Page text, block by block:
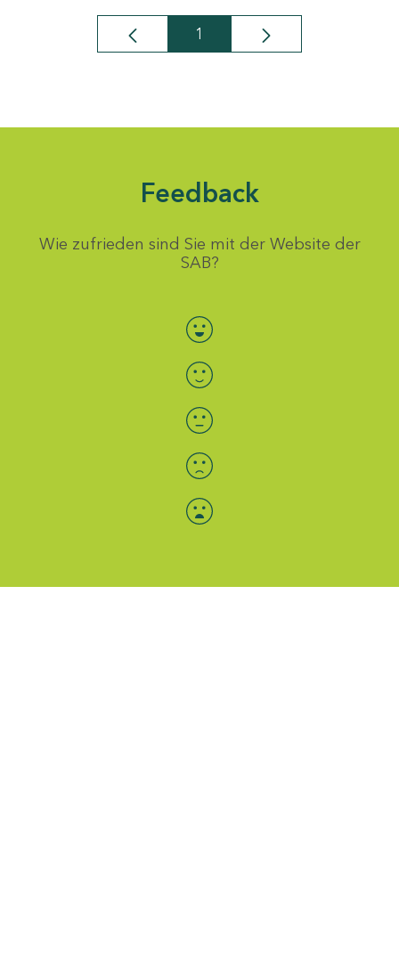
Seite
1
Feedback
Wie zufrieden sind Sie mit der Website der
SAB?
Bewertung auswählen